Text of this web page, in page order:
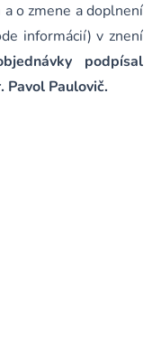
o zmene a doplnení
informácií) v znení
podpísal
Pavol Paulovič.